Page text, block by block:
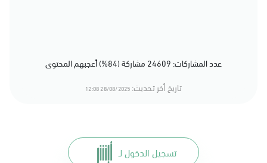
عدد المشاركات: 24609 مشاركة (84%) أعجبهم المحتوى
تاريخ أخر تحديث: 28/08/2025 12:08
تسجيل الدخول لـ